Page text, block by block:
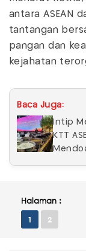
antara ASEAN
tantangan
pangan dan
kejahatan
Baca Juga:
Intip
KTT
Halaman :
1 2